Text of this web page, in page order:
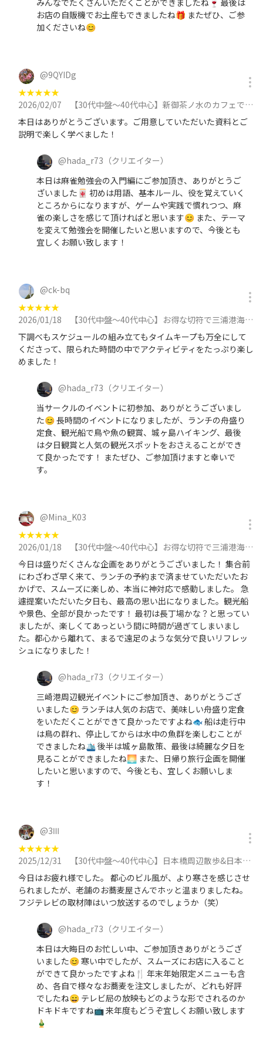
みんなでたくさんいただくことができましたね🍷 最後は
お店の自販機でお土産もできましたね🎁 またぜひ、ご参
加くださいね😊
@9QYIDg
★★★★★
2026/02/07
【30代中盤〜40代中心】新御茶ノ水のカフェで麻雀勉強会 〜入門編〜に参加
本日はありがとうございます。ご用意していただいた資料とご
説明で楽しく学べました！
@hada_r73 （クリエイター）
本日は麻雀勉強会の入門編にご参加頂き、ありがとうご
ざいました🀄 初めは用語、基本ルール、役を覚えていく
ところからになりますが、ゲームや実践で慣れつつ、麻
雀の楽しさを感じて頂ければと思います😊 また、テーマ
を変えて勉強会を開催したいと思いますので、今後とも
宜しくお願い致します！
@ck-bq
★★★★★
2026/01/18
【30代中盤〜40代中心】お得な切符で三浦港海鮮ランチ&船で海中見学&三浦半島散策に参加
下調べもスケジュールの組み立てもタイムキープも万全にして
くださって、限られた時間の中でアクティビティをたっぷり楽し
めました！
@hada_r73 （クリエイター）
当サークルのイベントに初参加、ありがとうございまし
た😊 長時間のイベントになりましたが、ランチの舟盛り
定食、観光船で鳥や魚の観賞、城ヶ島ハイキング、最後
は夕日観賞と人気の観光スポットをおさえることができ
て良かったです！ またぜひ、ご参加頂けますと幸いで
す。
@Mina_K03
★★★★★
2026/01/18
【30代中盤〜40代中心】お得な切符で三浦港海鮮ランチ&船で海中見学&三浦半島散策に参加
今日は盛りだくさんな企画をありがとうございました！ 集合前
にわざわざ早く来て、ランチの予約まで済ませていただいたお
かげで、スムーズに楽しめ、本当に神対応で感動しました。 急
遽提案いただいた夕日も、最高の思い出になりました。観光船
や景色、全部が良かったです！ 最初は長丁場かな？と思ってい
ましたが、楽しくてあっという間に時間が過ぎてしまいまし
た。都心から離れて、まるで遠足のような気分で良いリフレッ
シュになりました！
@hada_r73 （クリエイター）
三崎港周辺観光イベントにご参加頂き、ありがとうござ
いました😊 ランチは人気のお店で、美味しい舟盛り定食
をいただくことができて良かったですよね🐟️ 船は走行中
は鳥の群れ、停止してからは水中の魚群を楽しむことが
できましたね🛳️ 後半は城ヶ島散策、最後は綺麗な夕日を
見ることができましたね🌅 また、日帰り旅行企画を開催
したいと思いますので、今後とも、宜しくお願いしま
す！
@3Ⅲ
★★★★★
2025/12/31
【30代中盤〜40代中心】日本橋周辺散歩&日本橋で年越しそば&カフェ会に参加
今日はお疲れ様でした。 都心のビル風が、より寒さを感じさせ
られましたが、老舗のお蕎麦屋さんでホッと温まりましたね。
フジテレビの取材陣はいつ放送するのでしょうか（笑）
@hada_r73 （クリエイター）
本日は大晦日のお忙しい中、ご参加頂きありがとうござ
いました😊 寒い中でしたが、スムーズにお店に入ること
ができて良かったですよね🍴 年末年始限定メニューも含
め、各自で様々なお蕎麦を注文しましたが、どれも好評
でしたね😄 テレビ局の放映もどのような形でされるのか
ドキドキですね📺️ 来年度もどうぞ宜しくお願い致します
🎍